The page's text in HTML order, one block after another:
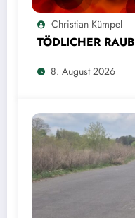
Christian Kümpel
TÖDLICHER RAUB
8. August 2026